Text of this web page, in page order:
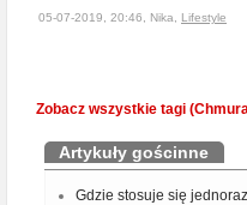
05-07-2019, 20:46, Nika, Lifestyle
Zobacz wszystkie tagi
Artykuły gościnne
Gdzie stosuje się